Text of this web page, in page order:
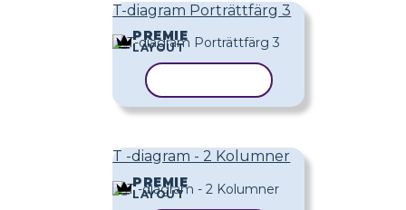
T-diagram Porträttfärg 3
PREMIE
LAYOUT
T -diagram - 2 Kolumner
PREMIE
LAYOUT